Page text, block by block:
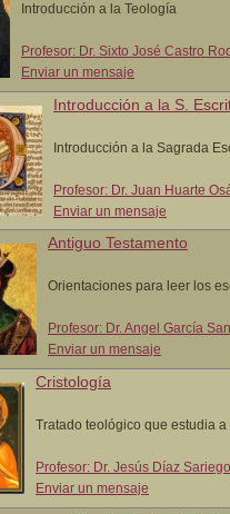
Introducción a la Teología
Profesor: Dr. Sixto José Castro
Enviar un mensaje
Introducción a la S.
Introducción a la Sagrada
Profesor: Dr. Juan Huarte
Enviar un mensaje
Antiguo Testamento
Orientaciones para leer los
Profesor: Dr. Angel García
Enviar un mensaje
Cristología
Tratado teológico que estudia a
Profesor: Dr. Jesús Díaz
Enviar un mensaje